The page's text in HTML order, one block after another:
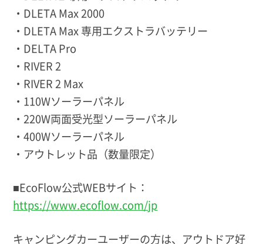
・DLETA Max 2000
・DLETA Max 専用エクストラバッテリー
・DELTA Pro
・RIVER 2
・RIVER 2 Max
・110Wソーラーパネル
・220W両面受光型ソーラーパネル
・400Wソーラーパネル
・アウトレット品（数量限定）
■EcoFlow公式WEBサイト：
https://www.ecoflow.com/jp
キャンピングカーユーザーの方は、アウトドア好